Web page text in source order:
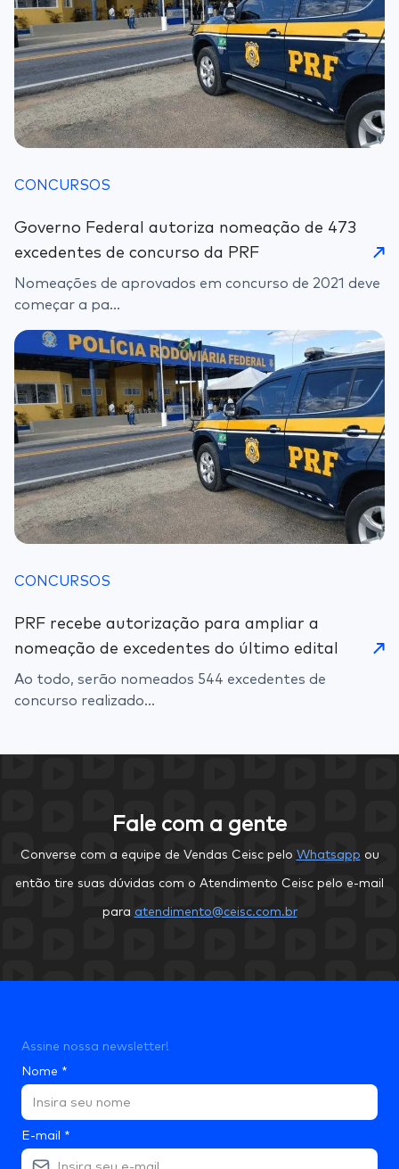
CONCURSOS
Governo Federal autoriza nomeação de 473
excedentes de concurso da PRF
Nomeações de aprovados em concurso de 2021 deve
começar a pa...
CONCURSOS
PRF recebe autorização para ampliar a
nomeação de excedentes do último edital
Ao todo, serão nomeados 544 excedentes de
concurso realizado...
Fale com a gente
Converse com a equipe de Vendas Ceisc pelo Whatsapp ou
então tire suas dúvidas com o Atendimento Ceisc pelo e-mail
para atendimento@ceisc.com.br
Assine nossa newsletter!
Nome *
E-mail *